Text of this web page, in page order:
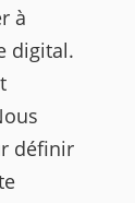
à
digital.
définir